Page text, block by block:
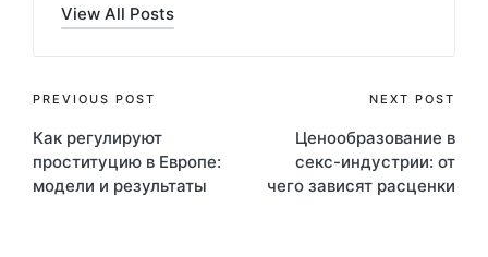
View All Posts
Post
navigation
PREVIOUS POST
Как регулируют
проституцию в Европе:
модели и результаты
NEXT POST
Ценообразование в
секс-индустрии: от
чего зависят расценки